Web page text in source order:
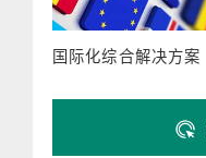
国际化综合解决方案